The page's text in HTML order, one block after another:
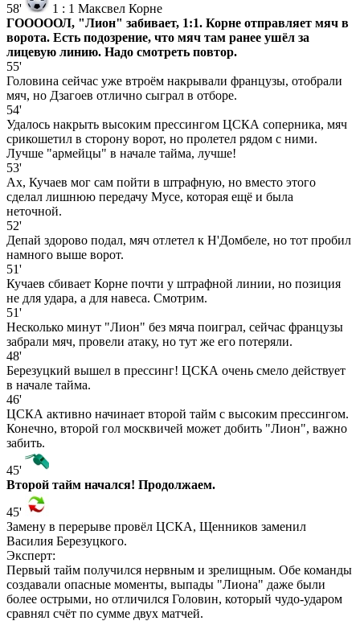
58'
1 : 1 Максвел Корне
ГОООООЛ, "Лион" забивает, 1:1. Корне отправляет мяч в
ворота. Есть подозрение, что мяч там ранее ушёл за
лицевую линию. Надо смотреть повтор.
55'
Головина сейчас уже втроём накрывали французы, отобрали
мяч, но Дзагоев отлично сыграл в отборе.
54'
Удалось накрыть высоким прессингом ЦСКА соперника, мяч
срикошетил в сторону ворот, но пролетел рядом с ними.
Лучше "армейцы" в начале тайма, лучше!
53'
Ах, Кучаев мог сам пойти в штрафную, но вместо этого
сделал лишнюю передачу Мусе, которая ещё и была
неточной.
52'
Депай здорово подал, мяч отлетел к Н'Домбеле, но тот пробил
намного выше ворот.
51'
Кучаев сбивает Корне почти у штрафной линии, но позиция
не для удара, а для навеса. Смотрим.
51'
Несколько минут "Лион" без мяча поиграл, сейчас французы
забрали мяч, провели атаку, но тут же его потеряли.
48'
Березуцкий вышел в прессинг! ЦСКА очень смело действует
в начале тайма.
46'
ЦСКА активно начинает второй тайм с высоким прессингом.
Конечно, второй гол москвичей может добить "Лион", важно
забить.
45'
Второй тайм начался! Продолжаем.
45'
Замену в перерыве провёл ЦСКА, Щенников заменил
Василия Березуцкого.
Эксперт:
Первый тайм получился нервным и зрелищным. Обе команды
создавали опасные моменты, выпады "Лиона" даже были
более острыми, но отличился Головин, который чудо-ударом
сравнял счёт по сумме двух матчей.